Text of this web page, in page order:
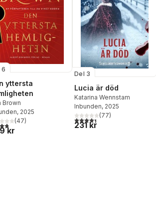
6
yttersta
Brown
, 2025
5 stjärnor. Totalt antal röster:
(47)
kr
Del 3
Lucia är död
Katarina Wennstam
Inbunden, 2025
4,4utav 5 stjärnor. Totalt
(77)
231 kr